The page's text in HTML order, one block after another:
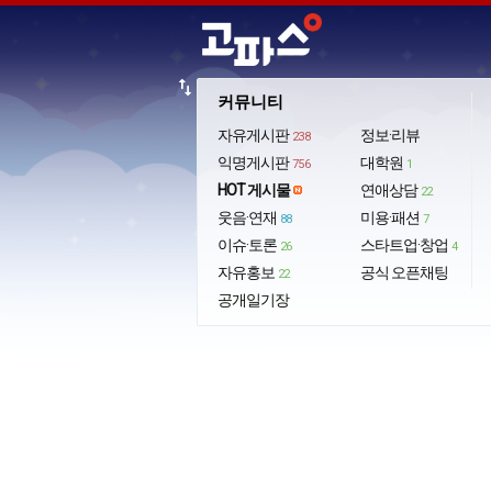
커뮤니티
자유게시판 238
익명게시판 756
HOT 게시물
웃음·연재 88
이슈·토론 26
자유홍보 22
공개일기장
정보·리뷰
대학원 1
연애상담 22
미용·패션 7
스타트업·창업 4
공식 오픈채팅
import_export